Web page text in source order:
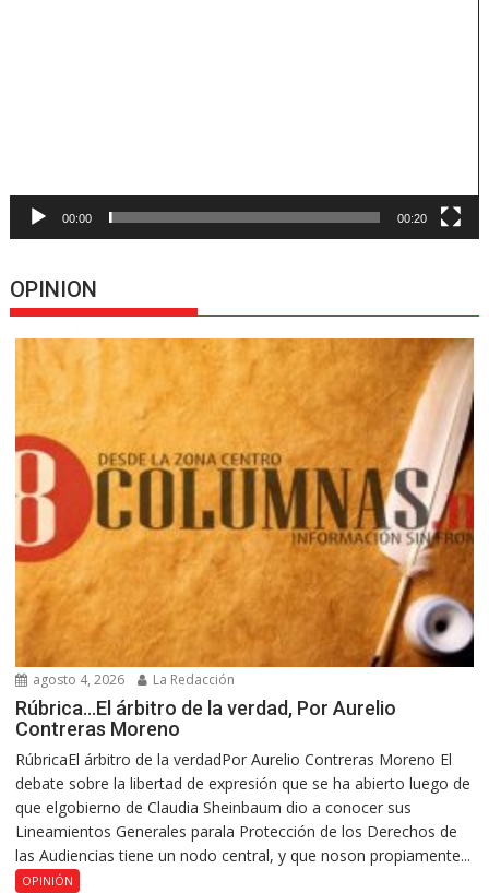
00:00 00:20
OPINION
agosto 4, 2026 La Redacción
Rúbrica…El árbitro de la verdad, Por Aurelio
Contreras Moreno
RúbricaEl árbitro de la verdadPor Aurelio Contreras Moreno El
debate sobre la libertad de expresión que se ha abierto luego de
que elgobierno de Claudia Sheinbaum dio a conocer sus
Lineamientos Generales parala Protección de los Derechos de
las Audiencias tiene un nodo central, y que noson propiamente...
OPINIÓN